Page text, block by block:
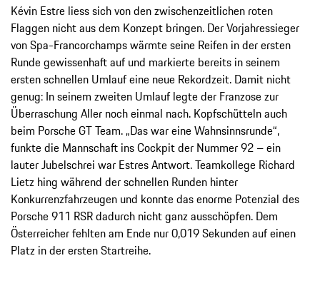
Kévin Estre liess sich von den zwischenzeitlichen roten
Flaggen nicht aus dem Konzept bringen. Der Vorjahressieger
von Spa-Francorchamps wärmte seine Reifen in der ersten
Runde gewissenhaft auf und markierte bereits in seinem
ersten schnellen Umlauf eine neue Rekordzeit. Damit nicht
genug: In seinem zweiten Umlauf legte der Franzose zur
Überraschung Aller noch einmal nach. Kopfschütteln auch
beim Porsche GT Team. „Das war eine Wahnsinnsrunde“,
funkte die Mannschaft ins Cockpit der Nummer 92 – ein
lauter Jubelschrei war Estres Antwort. Teamkollege Richard
Lietz hing während der schnellen Runden hinter
Konkurrenzfahrzeugen und konnte das enorme Potenzial des
Porsche 911 RSR dadurch nicht ganz ausschöpfen. Dem
Österreicher fehlten am Ende nur 0,019 Sekunden auf einen
Platz in der ersten Startreihe.